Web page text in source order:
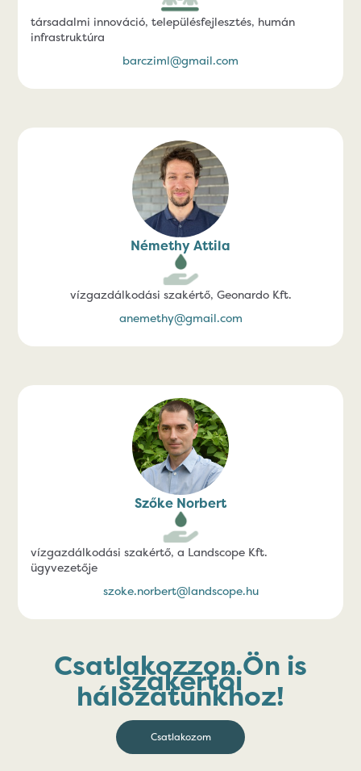
társadalmi innováció, településfejlesztés, humán
infrastruktúra
barcziml@gmail.com
Némethy Attila
vízgazdálkodási szakértő, Geonardo Kft.
anemethy@gmail.com
Szőke Norbert
vízgazdálkodási szakértő, a Landscope Kft.
ügyvezetője
szoke.norbert@landscope.hu
Csatlakozzon Ön is
szakértői
hálózatunkhoz!
Csatlakozom